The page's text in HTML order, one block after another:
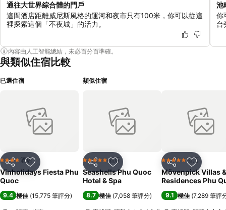
通往大世界綜合體的門戶
這間酒店距離威尼斯風格的運河和夜市只有100米，你可以從這
裡探索這個「不夜城」的活力。
池
你
台
內容由人工智能總結，未必百分百準確。
與類似住宿比較
已選住宿
分享 放到收藏夾
4 星級 酒店
Vinholidays Fiesta Phu
Quoc
9.4 極佳 (15,775 筆評分)
類似住宿
分享 放到收藏夾
5 星級 酒店
Seashells Phu Quoc
Hotel & Spa
8.7 極佳 (7,058 筆評分)
分享 放到收藏
5 星級 酒店
Mövenpick Villas &
Residences Phu
9.1 極佳 (7,289 筆評